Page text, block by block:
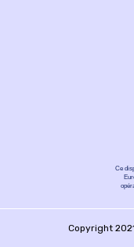
Ce
Copyright